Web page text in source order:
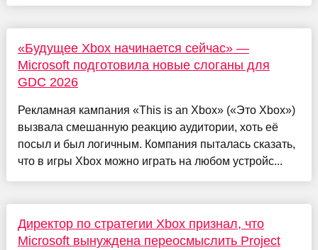
«Будущее Xbox начинается сейчас» —
Microsoft подготовила новые слоганы для
GDC 2026
Рекламная кампания «This is an Xbox» («Это Xbox»)
вызвала смешанную реакцию аудитории, хоть её
посыл и был логичным. Компания пыталась сказать,
что в игры Xbox можно играть на любом устройс...
Директор по стратегии Xbox признал, что
Microsoft вынуждена переосмыслить Project